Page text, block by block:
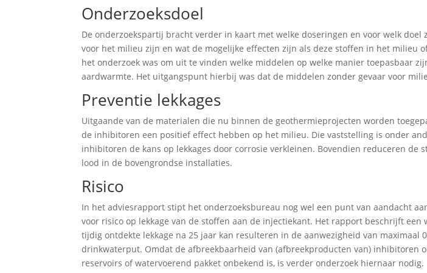
Onderzoeksdoel
De onderzoekspartij bracht verder in kaart met welke doseringen en voor welk doel
voor het milieu zijn en wat de mogelijke effecten zijn als deze stoffen in het milieu
het onderzoek was om uit te vinden welke middelen op welke manier toepasbaar
aardwarmte. Het uitgangspunt hierbij was dat de middelen zonder gevaar voor
Preventie lekkages
Uitgaande van de materialen die nu binnen de geothermieprojecten worden
de inhibitoren een positief effect hebben op het milieu. Die vaststelling is onder
inhibitoren de kans op lekkages door corrosie verkleinen. Bovendien reduceren de
lood in de bovengrondse installaties.
Risico
In het adviesrapport stipt het onderzoeksbureau nog wel een punt van aandacht
voor risico op lekkage van de stoffen aan de injectiekant. Het rapport beschrijft een
tijdig ontdekte lekkage na 25 jaar kan resulteren in de aanwezigheid van maximaal
drinkwaterput. Omdat de afbreekbaarheid van (afbreekproducten van) inhibitoren
reservoirs of watervoerend pakket onbekend is, is verder onderzoek hiernaar nodig.